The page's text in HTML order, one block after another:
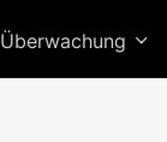
Überwachung